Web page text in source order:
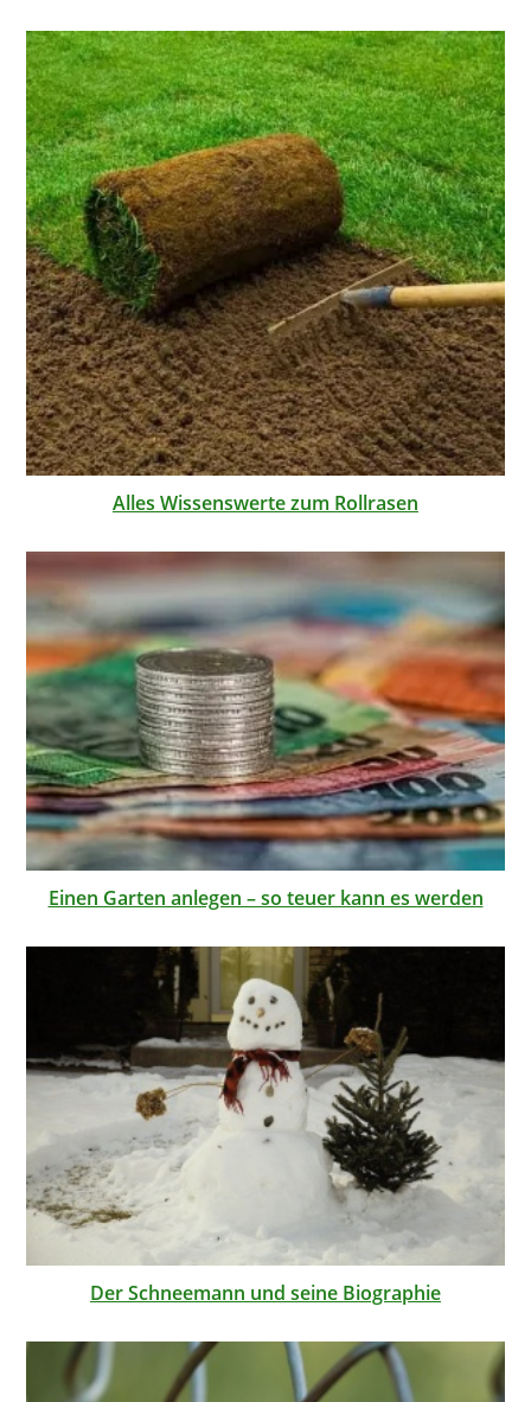
Alles Wissenswerte zum Rollrasen
Einen Garten anlegen – so teuer kann es werden
Der Schneemann und seine Biographie